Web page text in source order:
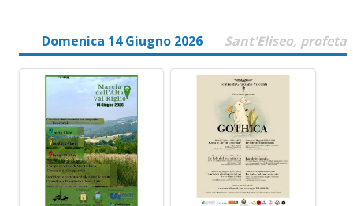
Domenica 14 Giugno 2026 Sant'Eliseo, profeta